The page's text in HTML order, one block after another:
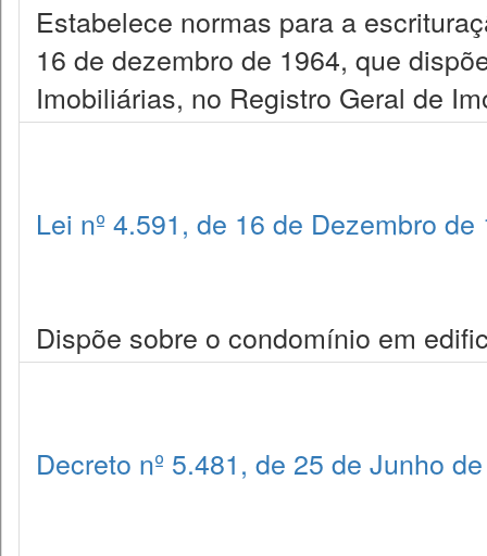
Estabelece normas para a
16 de dezembro de 1964, que
Imobiliárias, no Registro Geral de
Lei nº 4.591, de 16 de Dezembro de
Dispõe sobre o condomínio em
Decreto nº 5.481, de 25 de Junho